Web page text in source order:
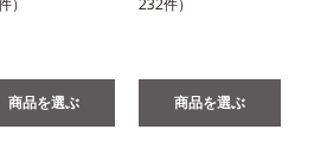
）
商品を選ぶ
232件）
商品を選ぶ